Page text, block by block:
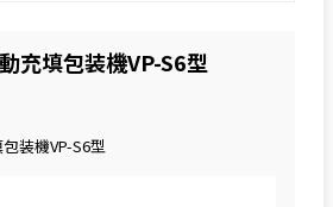
充填包装機VP-S6型
装機VP-S6型